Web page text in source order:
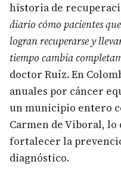
historia de
diario cómo pacientes
logran recuperarse y
tiempo cambia
doctor Ruíz. En
anuales por cáncer
un municipio entero
Carmen de Viboral,
fortalecer la
diagnóstico.